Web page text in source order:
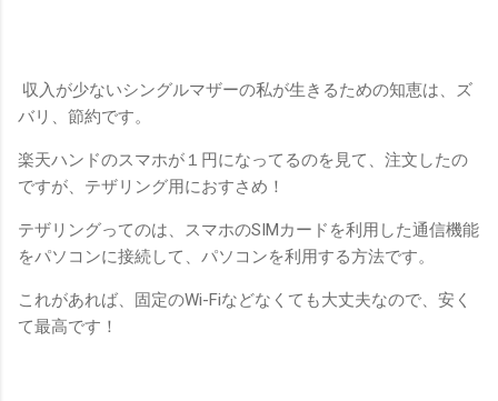
収入が少ないシングルマザーの私が生きるための知恵は、ズ
バリ、節約です。
楽天ハンドのスマホが１円になってるのを見て、注文したの
ですが、テザリング用におすさめ！
テザリングってのは、スマホのSIMカードを利用した通信機能
をパソコンに接続して、パソコンを利用する方法です。
これがあれば、固定のWi-Fiなどなくても大丈夫なので、安く
て最高です！